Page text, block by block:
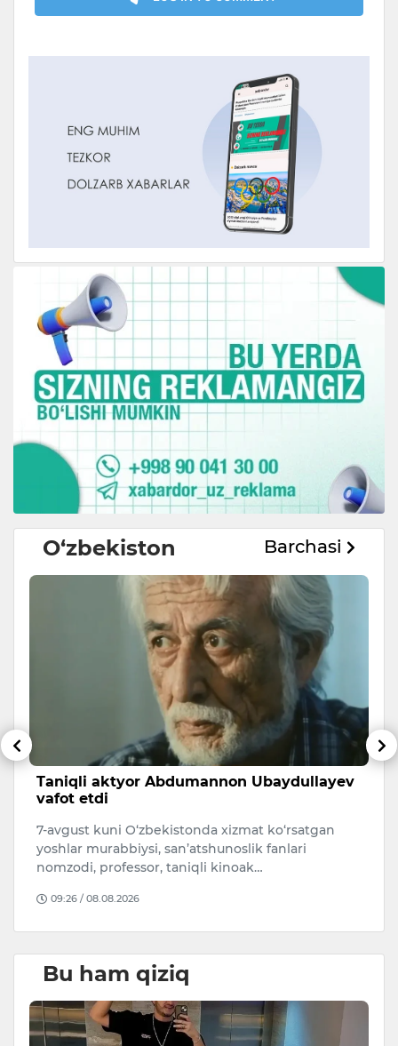
O‘zbekiston Barchasi
Taniqli aktyor Abdumannon Ubaydullayev
vafot etdi
7-avgust kuni O‘zbekistonda xizmat ko‘rsatgan
yoshlar murabbiysi, san’atshunoslik fanlari
nomzodi, professor, taniqli kinoak…
09:26 / 08.08.2026
Bu ham qiziq